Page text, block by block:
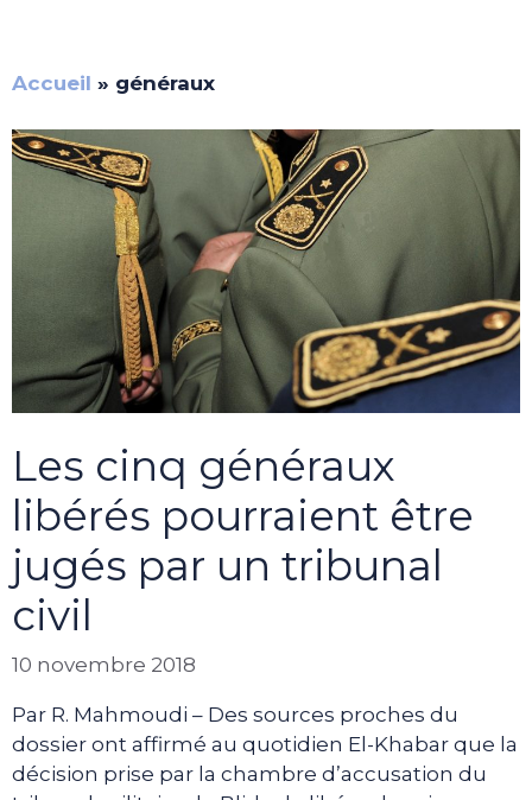
Accueil » généraux
Les cinq généraux
libérés pourraient être
jugés par un tribunal
civil
10 novembre 2018
Par R. Mahmoudi – Des sources proches du
dossier ont affirmé au quotidien El-Khabar que la
décision prise par la chambre d’accusation du